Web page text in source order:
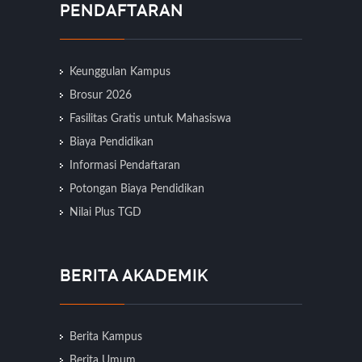
PENDAFTARAN
Keunggulan Kampus
Brosur 2026
Fasilitas Gratis untuk Mahasiswa
Biaya Pendidikan
Informasi Pendaftaran
Potongan Biaya Pendidikan
Nilai Plus TGD
BERITA AKADEMIK
Berita Kampus